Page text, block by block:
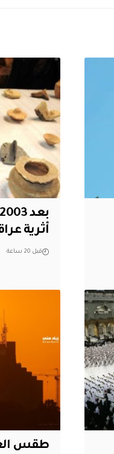
أثرية
قبل 20 ساعة
طقس